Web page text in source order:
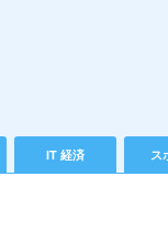
IT 経済 ス